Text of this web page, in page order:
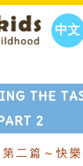
中文
THE
2
二 篇 ～ 快